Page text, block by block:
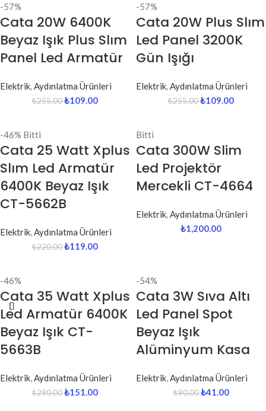
-57%
Cata 20W 6400K
Beyaz Işık Plus Slım
Panel Led Armatür
Elektrik,Aydınlatma Ürünleri
₺255.00₺109.00
-57%
Cata 20W Plus Slım
Led Panel 3200K
Gün Işığı
Elektrik,Aydınlatma Ürünleri
₺255.00₺109.00
-46% Bitti
Cata 25 Watt Xplus
Slım Led Armatür
6400K Beyaz Işık
CT-5662B
Elektrik,Aydınlatma Ürünleri
₺220.00₺119.00
Bitti
Cata 300W Slim
Led Projektör
Mercekli CT-4664
Elektrik,Aydınlatma Ürünleri
₺1,200.00
-46%
Cata 35 Watt Xplus
Led Armatür 6400K
Beyaz Işık CT-
5663B
Elektrik,Aydınlatma Ürünleri
₺280.00₺151.00
-54%
Cata 3W Sıva Altı
Led Panel Spot
Beyaz Işık
Alüminyum Kasa
Elektrik,Aydınlatma Ürünleri
₺90.00 ₺41.00